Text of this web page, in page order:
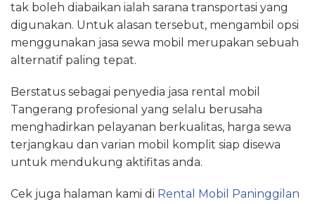
tak boleh diabaikan ialah sarana transportasi yang
digunakan. Untuk alasan tersebut, mengambil opsi
menggunakan jasa sewa mobil merupakan sebuah
alternatif paling tepat.
Berstatus sebagai penyedia jasa rental mobil
Tangerang profesional yang selalu berusaha
menghadirkan pelayanan berkualitas, harga sewa
terjangkau dan varian mobil komplit siap disewa
untuk mendukung aktifitas anda.
Cek juga halaman kami di Rental Mobil Paninggilan